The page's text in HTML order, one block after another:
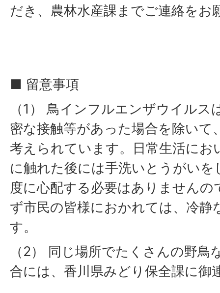
だき、農林水産課までご連絡をお
■ 留意事項
（1） 鳥インフルエンザウイル
密な接触等があった場合を除いて
考えられています。日常生活にお
に触れた後には手洗いとうがい
度に心配する必要はありませんの
ず市民の皆様におかれては、冷静
す。
（2） 同じ場所でたくさんの野
合には、香川県みどり保全課に御